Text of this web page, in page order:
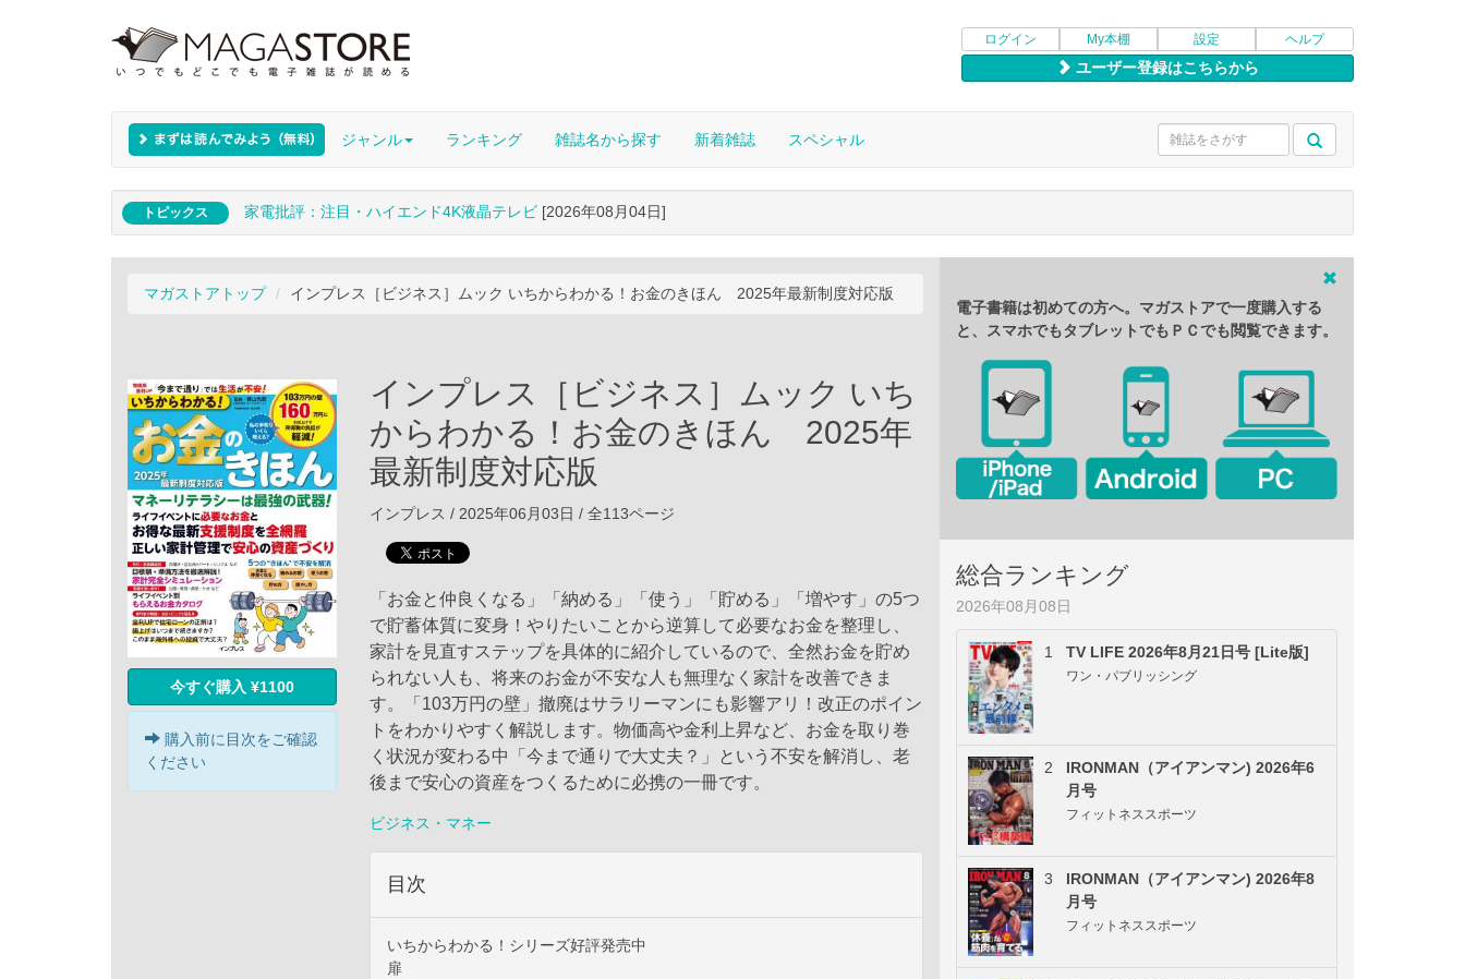
ログイン My本棚 設定 ヘルプ
ユーザー登録はこちらから
ジャンル ランキング 雑誌名から探す 新着雑誌 スペシャル
トピックス 家電批評：注目・ハイエンド4K液晶テレビ [2026年08月04日]
マガストアトップ インプレス［ビジネス］ムック いちからわかる！お金のきほん 2025年最新制度対応版
今すぐ購入 ¥1100
購入前に目次をご確認
ください
インプレス［ビジネス］ムック いち
からわかる！お金のきほん 2025年
最新制度対応版
インプレス / 2025年06月03日 / 全113ページ
「お金と仲良くなる」「納める」「使う」「貯める」「増やす」の5つ
で貯蓄体質に変身！やりたいことから逆算して必要なお金を整理し、
家計を見直すステップを具体的に紹介しているので、全然お金を貯め
られない人も、将来のお金が不安な人も無理なく家計を改善できま
す。「103万円の壁」撤廃はサラリーマンにも影響アリ！改正のポイン
トをわかりやすく解説します。物価高や金利上昇など、お金を取り巻
く状況が変わる中「今まで通りで大丈夫？」という不安を解消し、老
後まで安心の資産をつくるために必携の一冊です。
ビジネス・マネー
目次
いちからわかる！シリーズ好評発売中
扉
電子書籍は初めての方へ。マガストアで一度購入する
と、スマホでもタブレットでもＰＣでも閲覧できます。
総合ランキング
2026年08月08日
1 TV LIFE 2026年8月21日号 [Lite版]
ワン・パブリッシング
2
IRONMAN（アイアンマン) 2026年6
月号
フィットネススポーツ
3
IRONMAN（アイアンマン) 2026年8
月号
フィットネススポーツ